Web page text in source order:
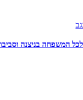
לכל המשפחה בניצנה